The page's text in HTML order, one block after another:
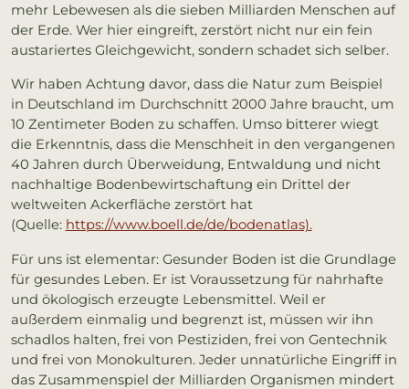
mehr Lebewesen als die sieben Milliarden Menschen auf
der Erde. Wer hier eingreift, zerstört nicht nur ein fein
austariertes Gleichgewicht, sondern schadet sich selber.
Wir haben Achtung davor, dass die Natur zum Beispiel
in Deutschland im Durchschnitt 2000 Jahre braucht, um
10 Zentimeter Boden zu schaffen. Umso bitterer wiegt
die Erkenntnis, dass die Menschheit in den vergangenen
40 Jahren durch Überweidung, Entwaldung und nicht
nachhaltige Bodenbewirtschaftung ein Drittel der
weltweiten Ackerfläche zerstört hat
(Quelle: https://www.boell.de/de/bodenatlas).
Für uns ist elementar: Gesunder Boden ist die Grundlage
für gesundes Leben. Er ist Voraussetzung für nahrhafte
und ökologisch erzeugte Lebensmittel. Weil er
außerdem einmalig und begrenzt ist, müssen wir ihn
schadlos halten, frei von Pestiziden, frei von Gentechnik
und frei von Monokulturen. Jeder unnatürliche Eingriff in
das Zusammenspiel der Milliarden Organismen mindert